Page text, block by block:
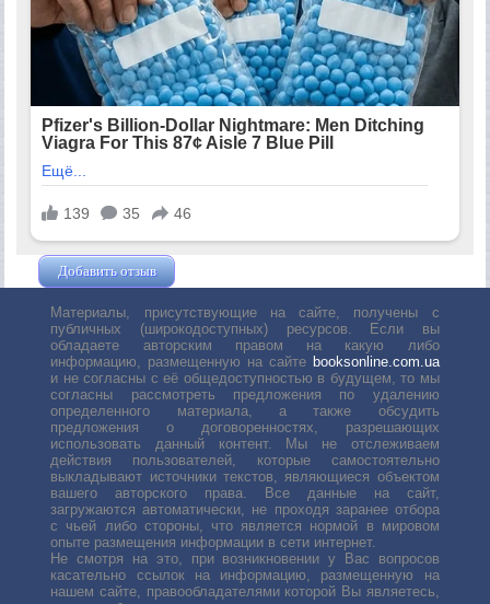
Добавить отзыв
Материалы, присутствующие на сайте, получены с
публичных (широкодоступных) ресурсов. Если вы
обладаете авторским правом на какую либо
информацию, размещенную на сайте booksonline.com.ua
и не согласны с её общедоступностью в будущем, то мы
согласны рассмотреть предложения по удалению
определенного материала, а также обсудить
предложения о договоренностях, разрешающих
использовать данный контент. Мы не отслеживаем
действия пользователей, которые самостоятельно
выкладывают источники текстов, являющиеся объектом
вашего авторского права. Все данные на сайт,
загружаются автоматически, не проходя заранее отбора
с чьей либо стороны, что является нормой в мировом
опыте размещения информации в сети интернет.
Не смотря на это, при возникновении у Вас вопросов
касательно ссылок на информацию, размещенную на
нашем сайте, правообладателями которой Вы являетесь,